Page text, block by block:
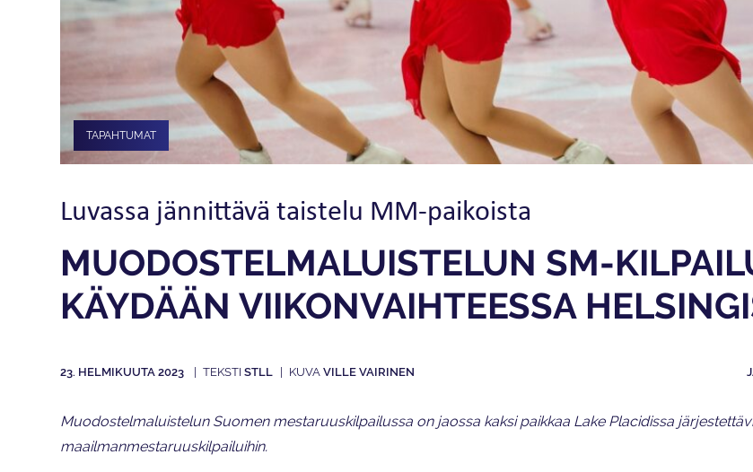
TAPAHTUMAT
Luvassa jännittävä taistelu MM-paikoista
MUODOSTELMA­­LUISTELUN SM-
KÄYDÄÄN VIIKON­VAIHTEESSA
23. HELMIKUUTA 2023 STLL VILLE VAIRINEN
Muodostelmaluistelun Suomen mestaruuskilpailussa on jaossa kaksi paikkaa Lake Placidissa
maailmanmestaruuskilpailuihin.